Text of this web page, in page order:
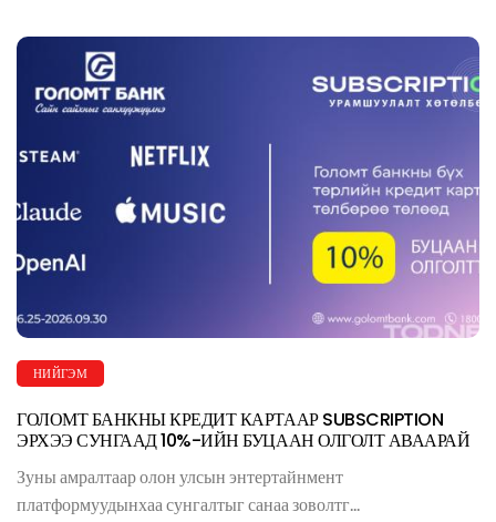
НИЙГЭМ
ГОЛОМТ БАНКНЫ КРЕДИТ КАРТААР SUBSCRIPTION
ЭРХЭЭ СУНГААД 10%-ИЙН БУЦААН ОЛГОЛТ АВААРАЙ
Зуны амралтаар олон улсын энтертайнмент
платформуудынхаа сунгалтыг санаа зоволтг...